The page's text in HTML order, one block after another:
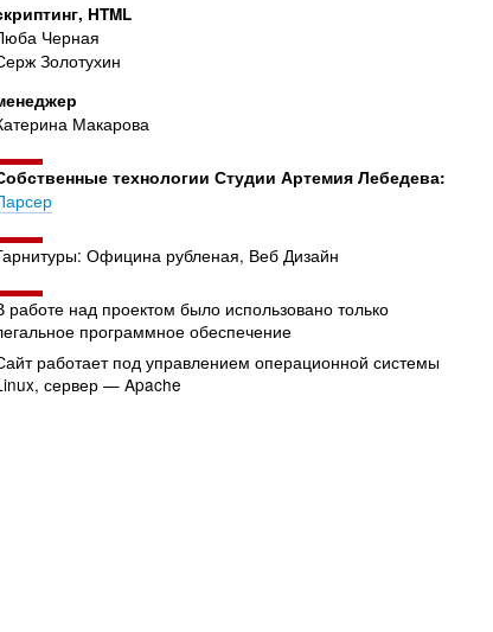
HTML
Черная
Золотухин
Макарова
технологии Студии Артемия Лебедева:
Официна рубленая, Веб Дизайн
работе над проектом было использовано только
программное обеспечение
работает под управлением операционной системы
сервер — Apache